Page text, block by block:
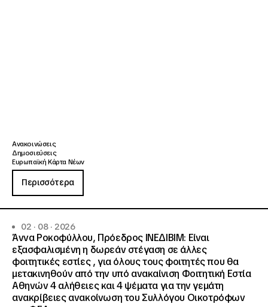
Ανακοινώσεις
Δημοσιεύσεις
Ευρωπαϊκή Κάρτα Νέων
Περισσότερα
02 · 08 · 2026
Άννα Ροκοφύλλου, Πρόεδρος ΙΝΕΔΙΒΙΜ: Είναι
εξασφαλισμένη η δωρεάν στέγαση σε άλλες
φοιτητικές εστίες , για όλους τους φοιτητές που θα
μετακινηθούν από την υπό ανακαίνιση Φοιτητική Εστία
Αθηνών 4 αλήθειες και 4 ψέματα για την γεμάτη
ανακρίβειες ανακοίνωση του Συλλόγου Οικοτρόφων